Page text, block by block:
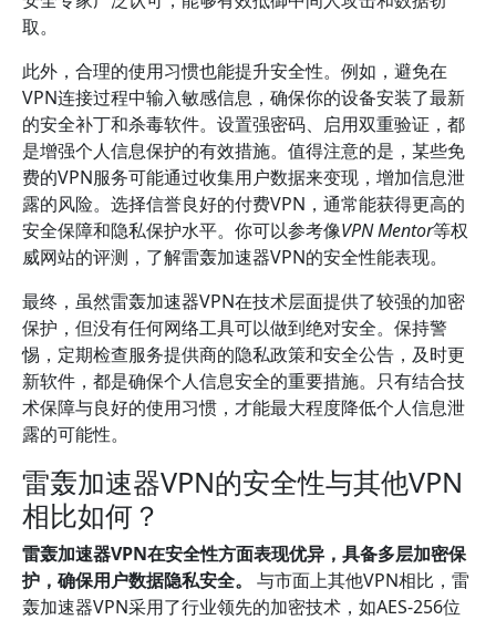
取。
此外，合理的使用习惯也能提升安全性。例如，避免在
VPN连接过程中输入敏感信息，确保你的设备安装了最新
的安全补丁和杀毒软件。设置强密码、启用双重验证，都
是增强个人信息保护的有效措施。值得注意的是，某些免
费的VPN服务可能通过收集用户数据来变现，增加信息泄
露的风险。选择信誉良好的付费VPN，通常能获得更高的
安全保障和隐私保护水平。你可以参考像VPN Mentor等权
威网站的评测，了解雷轰加速器VPN的安全性能表现。
最终，虽然雷轰加速器VPN在技术层面提供了较强的加密
保护，但没有任何网络工具可以做到绝对安全。保持警
惕，定期检查服务提供商的隐私政策和安全公告，及时更
新软件，都是确保个人信息安全的重要措施。只有结合技
术保障与良好的使用习惯，才能最大程度降低个人信息泄
露的可能性。
雷轰加速器VPN的安全性与其他VPN
相比如何？
雷轰加速器VPN在安全性方面表现优异，具备多层加密保
护，确保用户数据隐私安全。
与市面上其他VPN相比，雷
轰加速器VPN采用了行业领先的加密技术，如AES-256位